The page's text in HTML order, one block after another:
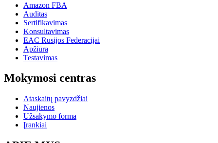
Amazon FBA
Auditas
Sertifikavimas
Konsultavimas
EAC Rusijos Federacijai
Apžiūra
Testavimas
Mokymosi centras
Ataskaitų pavyzdžiai
Naujienos
Užsakymo forma
Įrankiai